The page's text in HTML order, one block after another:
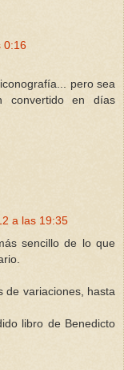
0:16
pero sea
convertido en días
a las 19:35
sencillo de lo que
de variaciones, hasta
libro de Benedicto